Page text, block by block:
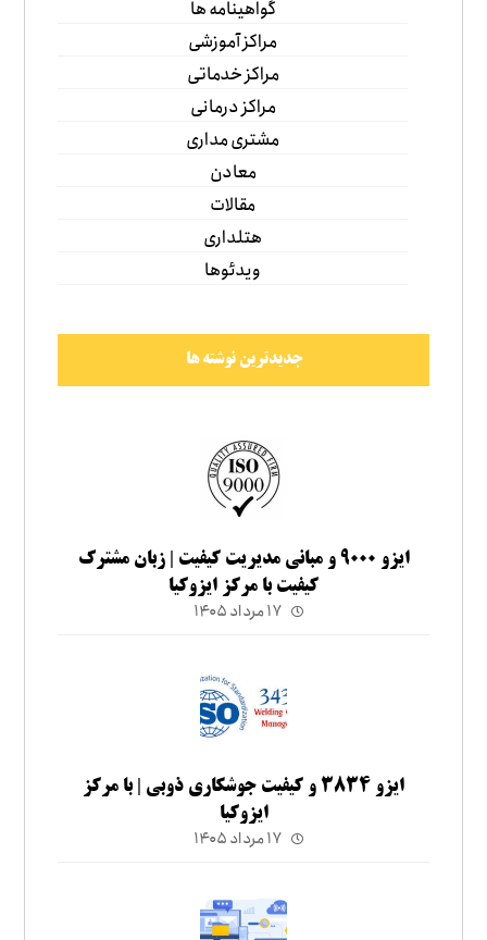
گواهینامه ها
مراکز آموزشی
مراکز خدماتی
مراکز درمانی
مشتری مداری
معادن
مقالات
هتلداری
ویدئوها
جدیدترین نوشته ها
ایزو ۹۰۰۰ و مبانی مدیریت کیفیت | زبان مشترک
کیفیت با مرکز ایزوکیا
۱۷ مرداد ۱۴۰۵
ایزو ۳۸۳۴ و کیفیت جوشکاری ذوبی | با مرکز
ایزوکیا
۱۷ مرداد ۱۴۰۵